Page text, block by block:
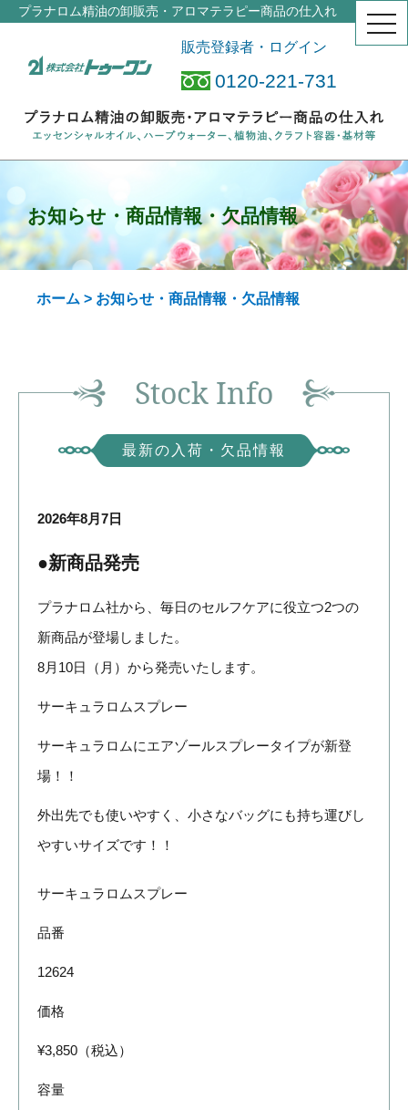
プラナロム精油の卸販売・アロマテラピー商品の仕入れ
販売登録者・ログイン
0120-221-731
お知らせ・商品情報・欠品情報
ホーム > お知らせ・商品情報・欠品情報
Stock Info
最新の入荷・欠品情報
2026年8月7日
●新商品発売
プラナロム社から、毎日のセルフケアに役立つ2つの
新商品が登場しました。
8月10日（月）から発売いたします。
サーキュラロムスプレー
サーキュラロムにエアゾールスプレータイプが新登
場！！
外出先でも使いやすく、小さなバッグにも持ち運びし
やすいサイズです！！
サーキュラロムスプレー
品番
12624
価格
¥3,850（税込）
容量